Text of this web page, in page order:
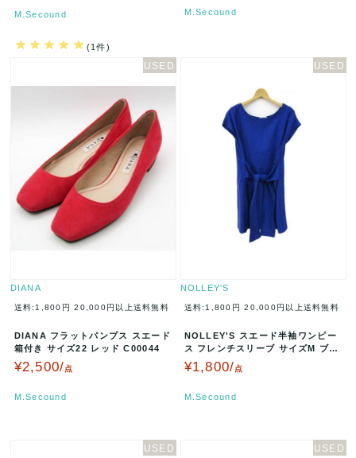
M.Secound
(1件)
M.Secound
DIANA
送料:1,800円 20,000円以上送料無料
DIANA フラットパンプス スエード
箱付き サイズ22 レッド C00044
¥2,500/点
M.Secound
NOLLEY'S
送料:1,800円 20,000円以上送料無料
NOLLEY'S スエード半袖ワンピー
ス フレンチスリーブ サイズM ブル
ー S124DV105 A…
¥1,800/点
M.Secound